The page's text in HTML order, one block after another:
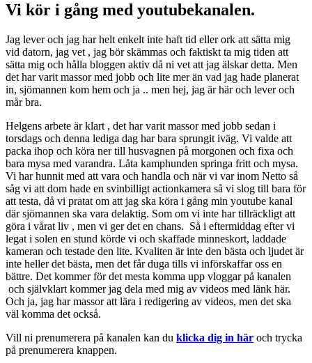
Vi kör i gång med youtubekanalen.
Jag lever och jag har helt enkelt inte haft tid eller ork att sätta mig
vid datorn, jag vet , jag bör skämmas och faktiskt ta mig tiden att
sätta mig och hålla bloggen aktiv då ni vet att jag älskar detta. Men
det har varit massor med jobb och lite mer än vad jag hade planerat
in, sjömannen kom hem och ja .. men hej, jag är här och lever och
mår bra.
Helgens arbete är klart , det har varit massor med jobb sedan i
torsdags och denna lediga dag har bara sprungit iväg. Vi valde att
packa ihop och köra ner till husvagnen på morgonen och fixa och
bara mysa med varandra. Låta kamphunden springa fritt och mysa.
Vi har hunnit med att vara och handla och när vi var inom Netto så
såg vi att dom hade en svinbilligt actionkamera så vi slog till bara för
att testa, då vi pratat om att jag ska köra i gång min youtube kanal
där sjömannen ska vara delaktig. Som om vi inte har tillräckligt att
göra i vårat liv , men vi ger det en chans. Så i eftermiddag efter vi
legat i solen en stund körde vi och skaffade minneskort, laddade
kameran och testade den lite. Kvaliten är inte den bästa och ljudet är
inte heller det bästa, men det får duga tills vi införskaffar oss en
bättre. Det kommer för det mesta komma upp vloggar på kanalen
och självklart kommer jag dela med mig av videos med länk här.
Och ja, jag har massor att lära i redigering av videos, men det ska
väl komma det också.
Vill ni prenumerera på kanalen kan du klicka dig in här och trycka
på prenumerera knappen.